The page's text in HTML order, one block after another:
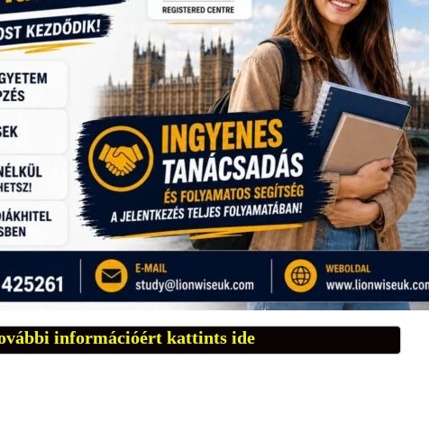
információért kattints ide